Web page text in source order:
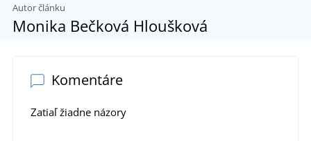
Autor článku
Monika Bečková Hloušková
Komentáre
Zatiaľ žiadne názory